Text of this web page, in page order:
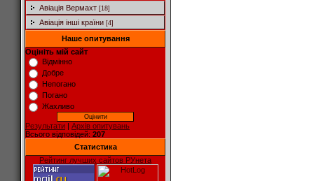
Авіація Вермахт [18]
Авіація інші країни [4]
Наше опитування
Оцініть мій сайт
Відмінно
Добре
Непогано
Погано
Жахливо
Результати | Архів опитувань
Всього відповідей: 207
Статистика
Рейтинг лучших сайтов РУнета